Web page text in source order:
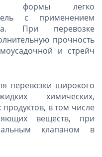
формы легко
с применением
При перевозке
прочность
и стрейч
перевозки широкого
химических,
в том числе
веществ, при
клапаном в